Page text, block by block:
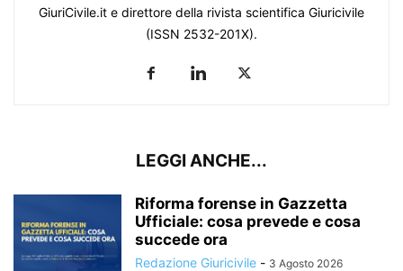
GiuriCivile.it e direttore della rivista scientifica Giuricivile
(ISSN 2532-201X).
LEGGI ANCHE...
Riforma forense in Gazzetta
Ufficiale: cosa prevede e cosa
succede ora
Redazione Giuricivile - 3 Agosto 2026